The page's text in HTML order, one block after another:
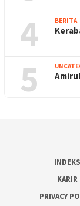
4 BERITA
5
INDEKS
KARIR
PRIVACY